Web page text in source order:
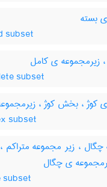
بسته
subset
ی کامل
subset
کوژ ، بخش کوژ ،
subset
، زیر مجموعه متراکم
ی چگال
subset